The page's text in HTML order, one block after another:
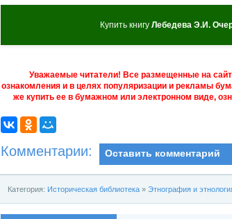
Купить книгу Лебедева Э.И.
Уважаемые читатели! Все размещенные на
ознакомления и в целях популяризации и рекламы
же купить ее в бумажном или электронном виде,
Комментарии: Оставить комментарий
Категория: Историческая библиотека » Этнография и